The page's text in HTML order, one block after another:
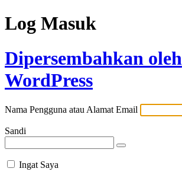
Log Masuk
Dipersembahkan oleh
WordPress
Nama Pengguna atau Alamat Email
Sandi
Ingat Saya